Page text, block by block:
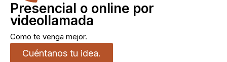
Presencial o online por
videollamada
Como te venga mejor.
Cuéntanos tu idea.